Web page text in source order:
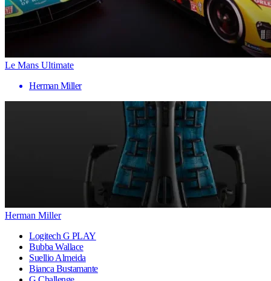
Le Mans Ultimate
Herman Miller
Herman Miller
Logitech G PLAY
Bubba Wallace
Suellio Almeida
Bianca Bustamante